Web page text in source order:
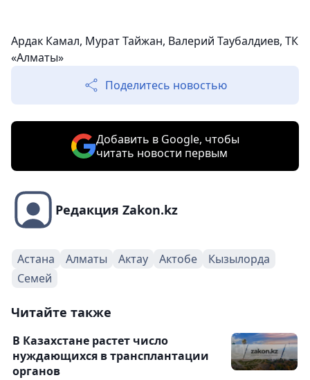
Ардак Камал, Мурат Тайжан, Валерий Таубалдиев, ТК
«Алматы»
Поделитесь новостью
Добавить в Google, чтобы
читать новости первым
Редакция Zakon.kz
Астана Алматы Актау Актобе
Кызылорда
Семей
Читайте также
В Казахстане растет число
нуждающихся в трансплантации
органов